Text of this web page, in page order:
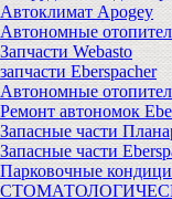
Автоклимат Apogey
Автономные
Запчасти Webasto
запчасти Eberspacher
Автономные
Ремонт автономок
Запасные части
Запасные части
Парковочные